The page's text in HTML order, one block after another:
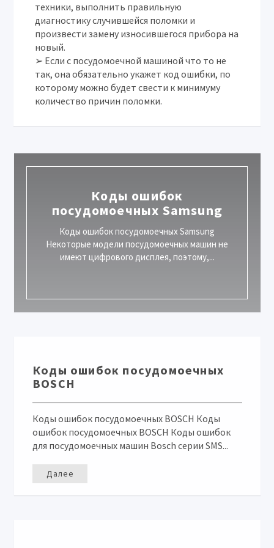
техники, выполнить правильную
диагностику случившейся поломки и
произвести замену износившегося прибора на
новый.
➢ Если с посудомоечной машиной что то не
так, она обязательно укажет код ошибки, по
которому можно будет свести к минимуму
количество причин поломки.
Коды ошибок
посудомоечных Samsung
Коды ошибок посудомоечных Samsung
Некоторые модели посудомоечных машин не
имеют цифрового дисплея, поэтому,...
Коды ошибок посудомоечных
BOSCH
Коды ошибок посудомоечных BOSCH Коды
ошибок посудомоечных BOSCH Коды ошибок
для посудомоечных машин Bosch серии SMS...
Далее